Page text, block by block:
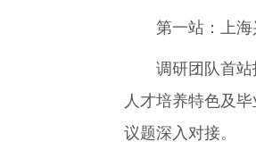
第一站：上
调研团队首
人才培养特色及
议题深入对接。